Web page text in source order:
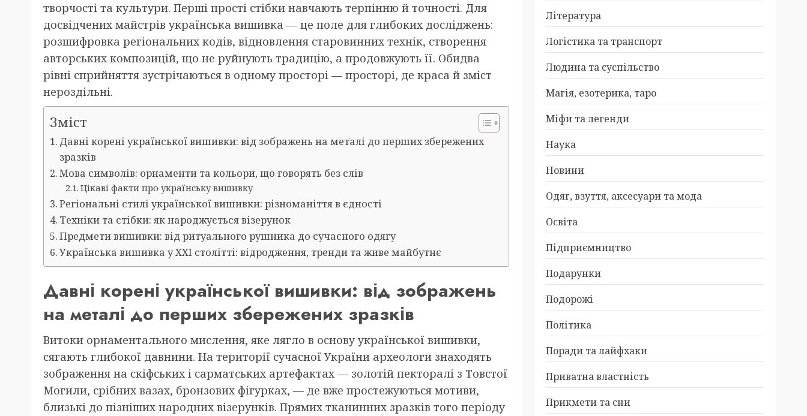
творчості та культури. Перші прості стібки навчають терпінню й точності. Для
досвідчених майстрів українська вишивка — це поле для глибоких досліджень:
розшифровка регіональних кодів, відновлення старовинних технік, створення
авторських композицій, що не руйнують традицію, а продовжують її. Обидва
рівні сприйняття зустрічаються в одному просторі — просторі, де краса й зміст
нероздільні.
Зміст
Давні корені української вишивки: від зображень на металі до перших збережених
зразків
Мова символів: орнаменти та кольори, що говорять без слів
Цікаві факти про українську вишивку
Регіональні стилі української вишивки: різноманіття в єдності
Техніки та стібки: як народжується візерунок
Предмети вишивки: від ритуального рушника до сучасного одягу
Українська вишивка у XXI столітті: відродження, тренди та живе майбутнє
Давні корені української вишивки: від зображень
на металі до перших збережених зразків
Витоки орнаментального мислення, яке лягло в основу української вишивки,
сягають глибокої давнини. На території сучасної України археологи знаходять
зображення на скіфських і сарматських артефактах — золотій пекторалі з Товстої
Могили, срібних вазах, бронзових фігурках, — де вже простежуються мотиви,
близькі до пізніших народних візерунків. Прямих тканинних зразків того періоду
Література
Логістика та транспорт
Людина та суспільство
Магія, езотерика, таро
Міфи та легенди
Наука
Новини
Одяг, взуття, аксесуари та мода
Освіта
Підприємництво
Подарунки
Подорожі
Політика
Поради та лайфхаки
Приватна властність
Прикмети та сни